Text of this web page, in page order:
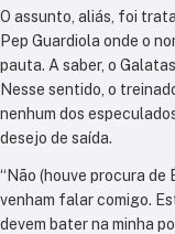
O assunto, aliás, foi
Pep Guardiola onde o
pauta. A saber, o
Nesse sentido, o
nenhum dos
desejo de saída.
“Não (houve procura de
venham falar comigo.
devem bater na minha